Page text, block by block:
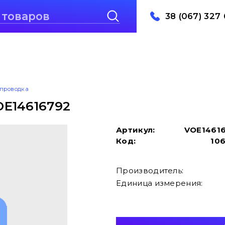
38 (067) 327
Артикул:
Код:
Производитель:
Единица измерения: